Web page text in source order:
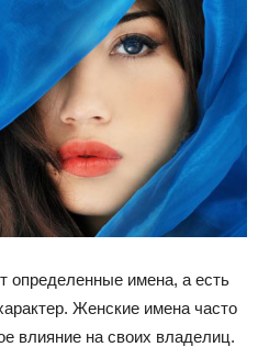
определенные имена, а есть
Женские имена часто
влияние на своих владелиц.